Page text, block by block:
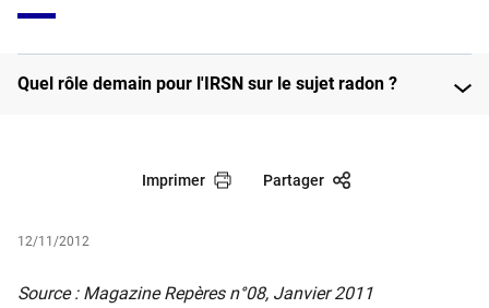
Quel rôle demain pour l'IRSN sur le sujet radon ?
Imprimer Partager
12/11/2012
​Source : Magazine Repères n°08, Janvier 2011